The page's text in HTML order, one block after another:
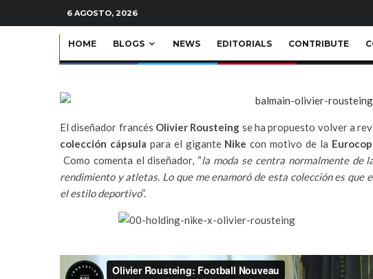
6 AGOSTO, 2026
HOME BLOGS NEWS EDITORIALS CONTRIBUTE
El diseñador francés Olivier Rousteing se ha propuesto volver a
colección cápsula para el gigante Nike con motivo de la
Como comenta el diseñador, “la moda se centra normalmente de
rendimiento y atletas. Lo que me enamoró de esta colección es
el estilo deportivo”.